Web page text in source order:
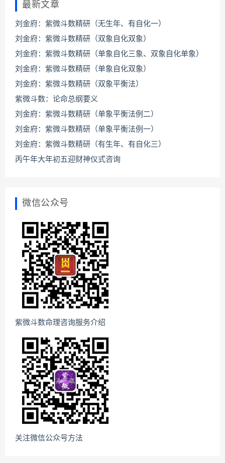
最新文章
刘金府：紫微斗数精研（无生年、有自化一）
刘金府：紫微斗数精研（双象自化双象）
刘金府：紫微斗数精研（单象自化三象、双象自化单象）
刘金府：紫微斗数精研（单象自化双象）
刘金府：紫微斗数精研（双象平衡法）
紫微斗数：论命总纲要义
刘金府：紫微斗数精研（单象平衡法例二）
刘金府：紫微斗数精研（单象平衡法例一）
刘金府：紫微斗数精研（有生年、有自化三）
丙午年大年初五迎财神仪式咨询
微信公众号
紫微斗数命理咨询服务介绍
关注微信公众号方法